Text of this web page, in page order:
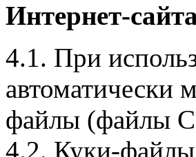
Интернет-
4.1. При
автоматически
файлы (файлы
4.2. Куки-